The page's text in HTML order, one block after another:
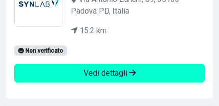
Padova PD, Italia
15.2 km
Non verificato
Vedi dettagli